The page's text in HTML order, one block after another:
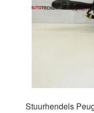
Stuurhendels